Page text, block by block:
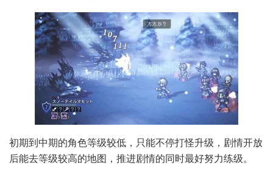
初期到中期的角色等级较低，只能不停打怪升级，剧情开放
后能去等级较高的地图，推进剧情的同时最好努力练级。